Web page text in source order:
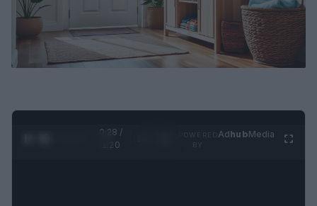
0:29 /
1:20
AdhubMedia